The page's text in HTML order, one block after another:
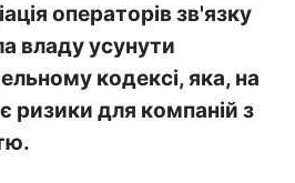
операторів зв'язку
владу усунути
кодексі, яка, на
ризики для компаній з